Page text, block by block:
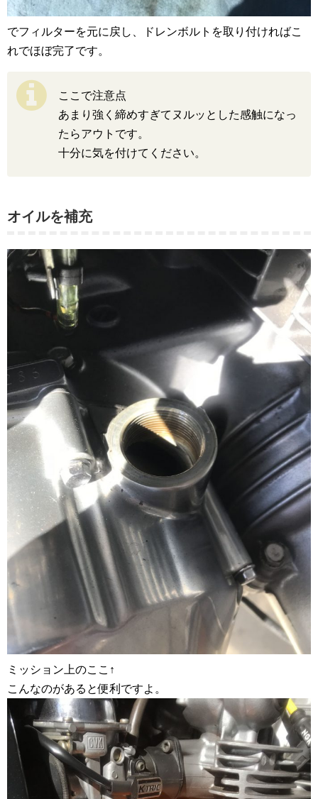
でフィルターを元に戻し、ドレンボルトを取り付ければこ
れでほぼ完了です。
ここで注意点
あまり強く締めすぎてヌルッとした感触になっ
たらアウトです。
十分に気を付けてください。
オイルを補充
ミッション上のここ↑
こんなのがあると便利ですよ。